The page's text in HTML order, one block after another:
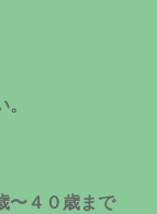
〜４０歳まで